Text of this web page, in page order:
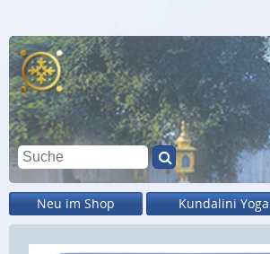
Neu im Shop Kundalini Yoga